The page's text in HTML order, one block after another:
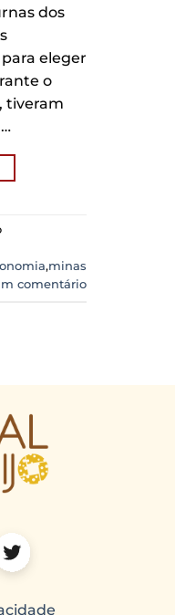
dos
eleger
o
tiveram
,minas
comentário